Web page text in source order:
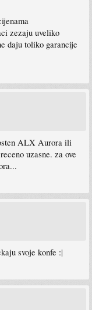
zezaju uveliko
daju toliko garancije
ALX Aurora ili
uzasne. za ove
svoje konfe :|